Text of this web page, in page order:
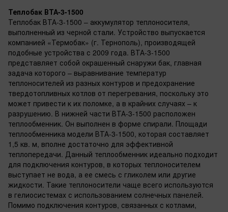
Теплобак ВТА-3-1500
Теплобак ВТА-3-1500 – аккумулятор теплоносителя,
выполненный из черной стали. Устройство выпускается
компанией «Термобак» (г. Тернополь), производящей
подобные устройства с 2009 года. ВТА-3-1500
представляет собой окрашенный снаружи бак, главная
задача которого – выравнивание температур
теплоносителей из разных контуров и предохранение
твердотопливных котлов от перегревания, поскольку это
может привести к их поломке, а в крайних случаях – к
разрушению. В нижней части ВТА-3-1500 расположен
теплообменник. Он выполнен в форме спирали. Площади
теплообменника модели ВТА-3-1500, которая составляет
1,5 кв. м, вполне достаточно для эффективной
теплопередачи. Данный теплообменник идеально подходит
для подключения контуров, в которых теплоносителем
выступает не вода, а ее смесь с гликолем или другие
жидкости. Такие теплоносители чаще всего используются
в гелиосистемах с использованием солнечных панелей.
Помимо подключения контуров, связанных с котлами,